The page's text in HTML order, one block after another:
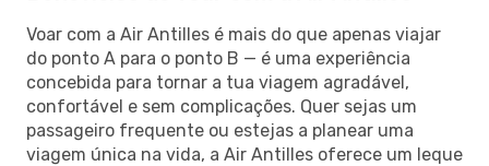
Voar com a Air Antilles é mais do que apenas viajar
do ponto A para o ponto B — é uma experiência
concebida para tornar a tua viagem agradável,
confortável e sem complicações. Quer sejas um
passageiro frequente ou estejas a planear uma
viagem única na vida, a Air Antilles oferece um leque